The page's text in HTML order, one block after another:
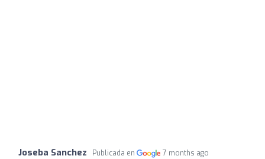
Joseba Sanchez Publicada en 7 months ago